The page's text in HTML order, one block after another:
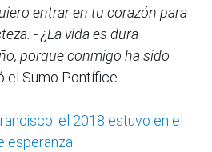
entrar en tu corazón para
- ¿La vida es dura
porque conmigo ha sido
el Sumo Pontífice.
el 2018 estuvo en el
esperanza